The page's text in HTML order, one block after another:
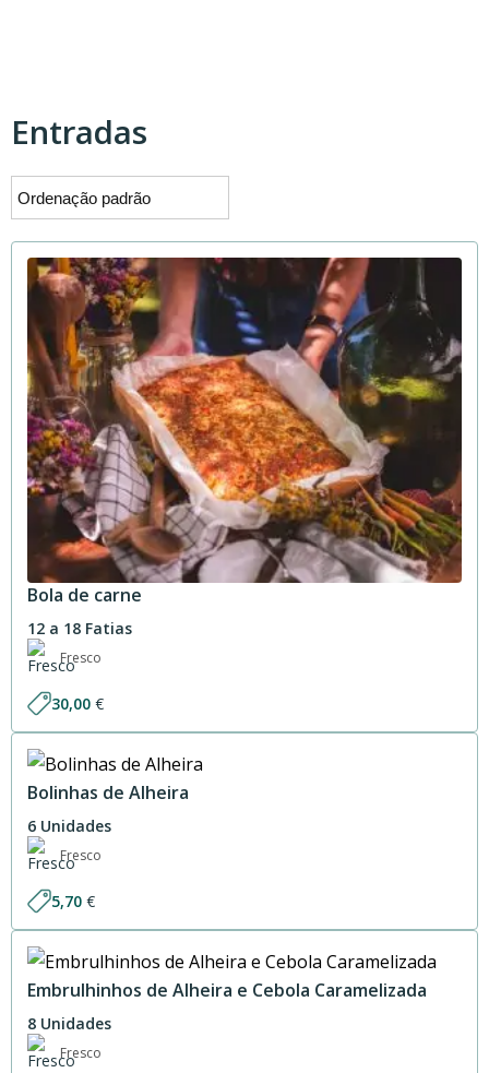
Entradas
Bola de carne
12 a 18 Fatias
Fresco
30,00 €
Bolinhas de Alheira
6 Unidades
Fresco
5,70 €
Embrulhinhos de Alheira e Cebola Caramelizada
8 Unidades
Fresco